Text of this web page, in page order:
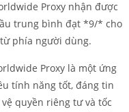
Proxy nhận được
trung bình đạt *9/* cho
phía người dùng.
Proxy là một ứng
tính năng tốt, đáng tin
quyền riêng tư và tốc